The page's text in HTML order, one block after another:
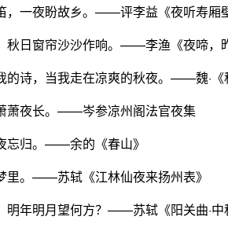
，一夜盼故乡。——评李益《夜听寿厢
秋日窗帘沙沙作响。——李渔《夜啼，
的诗，当我走在凉爽的秋夜。——魏·《
萧夜长。——岑参凉州阁法官夜集
忘归。——余的《春山》
里。——苏轼《江林仙夜来扬州表》
明年明月望何方？——苏轼《阳关曲·中